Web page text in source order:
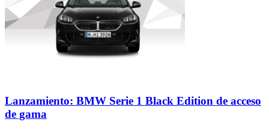
Lanzamiento: BMW Serie 1 Black Edition de acceso
de gama